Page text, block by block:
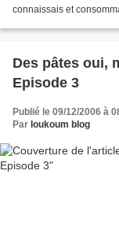
connaissais et
Des pâtes oui,
Episode 3
Publié le 09/12/2006 à
Par loukoum blog